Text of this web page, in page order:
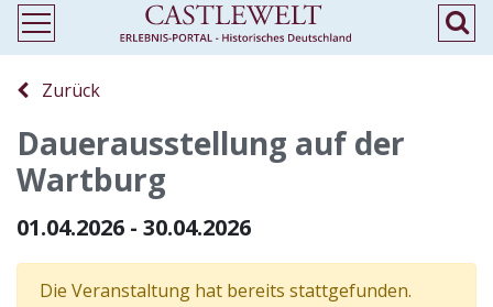
Zurück
Dauerausstellung auf der
Wartburg
01.04.2026 - 30.04.2026
Die Veranstaltung hat bereits stattgefunden.